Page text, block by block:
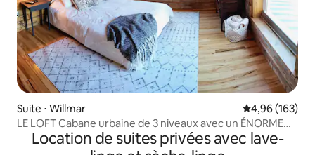
Suite ⋅ Willmar Évaluation
4,96 (163)
LE LOFT Cabane urbaine de 3 niveaux avec un ÉNORME
patio !
Location de suites privées avec lave-